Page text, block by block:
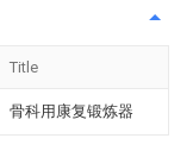
Title
骨科用康复锻炼器